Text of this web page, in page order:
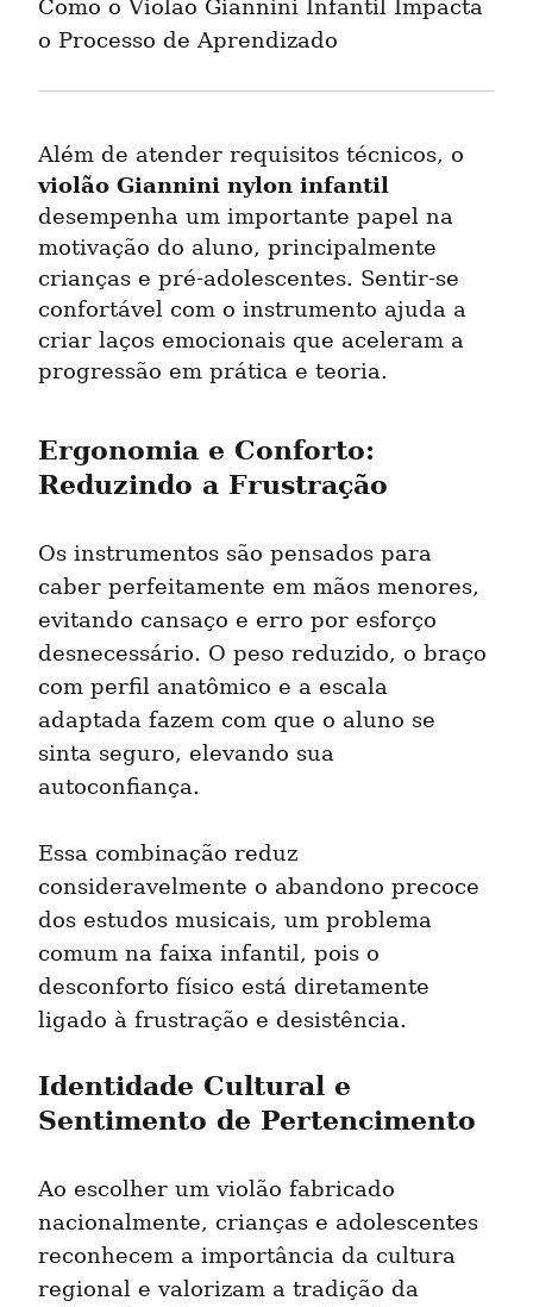
Como o Violão Giannini Infantil Impacta
o Processo de Aprendizado
violão Giannini nylon infantil
desempenha um importante papel na
motivação do aluno, principalmente
crianças e pré-adolescentes. Sentir-se
confortável com o instrumento ajuda a
criar laços emocionais que aceleram a
progressão em prática e teoria.
Ergonomia e Conforto:
Reduzindo a Frustração
Os instrumentos são pensados para
caber perfeitamente em mãos menores,
evitando cansaço e erro por esforço
desnecessário. O peso reduzido, o braço
com perfil anatômico e a escala
adaptada fazem com que o aluno se
sinta seguro, elevando sua
autoconfiança.
Essa combinação reduz
consideravelmente o abandono precoce
dos estudos musicais, um problema
comum na faixa infantil, pois o
desconforto físico está diretamente
ligado à frustração e desistência.
Identidade Cultural e
Sentimento de Pertencimento
Ao escolher um violão fabricado
nacionalmente, crianças e adolescentes
reconhecem a importância da cultura
regional e valorizam a tradição da